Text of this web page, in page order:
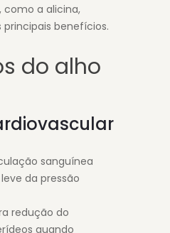
como a alicina,
principais benefícios.
do alho
sanguínea
da pressão
redução do
quando